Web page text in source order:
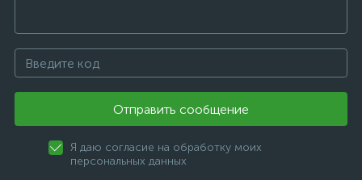
Отправить сообщение
Я даю согласие на обработку моих
персональных данных